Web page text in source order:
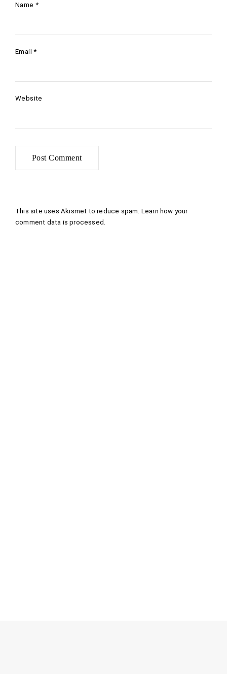
Name *
Email*
Website
This site uses Akismet to reduce spam. Learn how your
comment data is processed